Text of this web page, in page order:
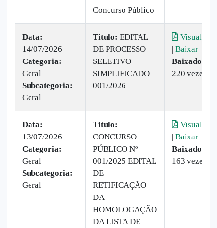
Concurso Público
Data:
14/07/2026
Categoria:
Geral
Subcategoria:
Geral
Titulo: EDITAL
DE PROCESSO
SELETIVO
SIMPLIFICADO
001/2026
Visualizar
| Baixar
Baixado:
220 vezes
Data:
13/07/2026
Categoria:
Geral
Subcategoria:
Geral
Titulo:
CONCURSO
PÚBLICO Nº
001/2025 EDITAL
DE
RETIFICAÇÃO
DA
HOMOLOGAÇÃO
DA LISTA DE
Visualizar
| Baixar
Baixado:
163 vezes